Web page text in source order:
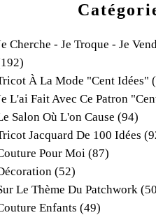
Cherche - Je Troque - Je
À La Mode "cent Idées"
L'ai Fait Avec Ce Patron
Salon Où L'on Cause (94)
Jacquard De 100 Idées
Pour Moi (87)
(52)
Le Thème Du Patchwork
Enfants (49)